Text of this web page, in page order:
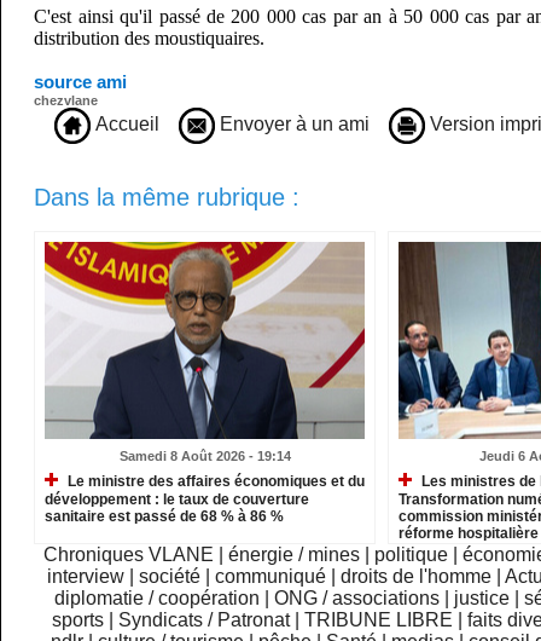
C'est ainsi qu'il passé de 200 000 cas par an à 50 000 cas par
distribution des moustiquaires.
source ami
chezvlane
Accueil Envoyer à un ami Version
Dans la même rubrique :
Samedi 8 Août 2026 - 19:14
Le ministre des affaires économiques et du
développement : le taux de couverture
sanitaire est passé de 68 % à 86 %
Jeudi 6
Les ministres de
Transformation
commission
réforme hospitalière
Chroniques VLANE énergie / mines politique
interview
|société |communiqué |droits de l'homme |
diplomatie / coopération
ONG / associations justice
sports
Syndicats / Patronat TRIBUNE LIBRE
faits